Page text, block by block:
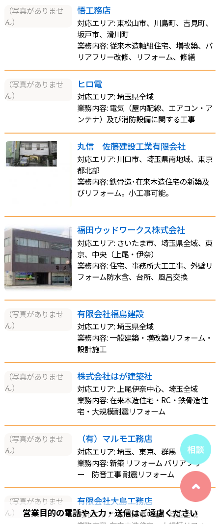
（写真がありませ
ん）
悟工務店
対応エリア: 東松山市、川島町、吉見町、
坂戸市、滑川町
業務内容: 従来木造軸組住宅、増改築、バ
リアフリー改修、リフォーム、修繕
（写真がありませ
ん）
ヒロ電
対応エリア: 埼玉県全域
業務内容: 電気（屋内配線、エアコン・ア
ンテナ）及び消防設備に関する工事
丸信 佐藤建設工業有限会社
対応エリア: 川口市、埼玉県南地域、東京
都北部
業務内容: 鉄骨造･在来木造住宅の新築及
びリフォーム。小工事可能。
福田ウッドワークス株式会社
対応エリア: さいたま市、埼玉県全域、東
京、中央（上尾・伊奈）
業務内容: 住宅、事務所大工工事、外壁リ
フォーム防水含、台所、風呂交換
（写真がありませ
ん）
有限会社福島建設
対応エリア: 埼玉県全域
業務内容: 一般建築・増改築リフォーム・
設計施工
（写真がありませ
ん）
株式会社はが建築社
対応エリア: 上尾伊奈中心、埼玉全域
業務内容: 在来木造住宅・RC・鉄骨造住
宅・大規模耐震リフォーム
（写真がありませ
ん）
（有）マルモ工務店
対応エリア: 埼玉、東京、群馬
業務内容: 新築 リフォーム バリアフリ
ー 防音工事 耐震リフォーム
（写真がありませ
ん）
有限会社大島工務店
対応エリア: 東松山市中心、埼玉全域
営業目的の電話や入力・送信はご遠慮ください